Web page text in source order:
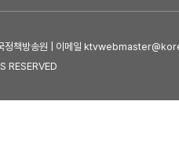
정책방송원 | 이메일
RESERVED